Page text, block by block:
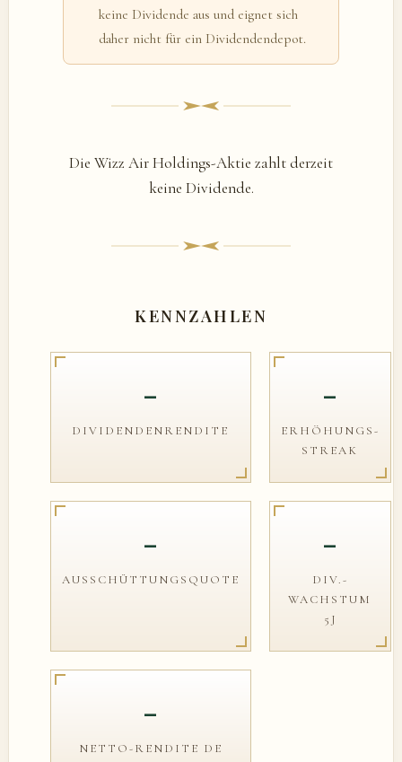
keine Dividende aus und eignet sich
daher nicht für ein Dividendendepot.
Die Wizz Air Holdings-Aktie zahlt derzeit
keine Dividende.
KENNZAHLEN
–
DIVIDENDENRENDITE
–
ERHÖHUNGS-
STREAK
–
AUSSCHÜTTUNGSQUOTE
–
DIV.-
WACHSTUM
5J
–
NETTO-RENDITE DE